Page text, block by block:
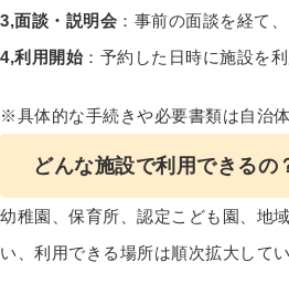
3,面談・説明会 ：事前の面談を経て
4,利用開始 ：予約した日時に施設を利
※具体的な手続きや必要書類は自治
どんな施設で利用できるの
幼稚園、保育所、認定こども園、地
い、利用できる場所は順次拡大してい